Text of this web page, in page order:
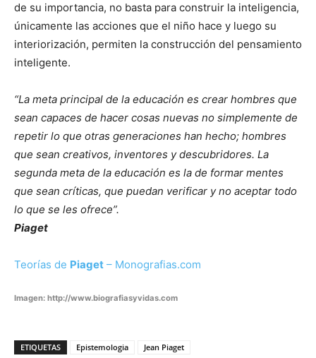
de su importancia, no basta para construir la inteligencia,
únicamente las acciones que el niño hace y luego su
interiorización, permiten la construcción del pensamiento
inteligente.
“La meta principal de la educación es crear hombres que
sean capaces de hacer cosas nuevas no simplemente de
repetir lo que otras generaciones han hecho; hombres
que sean creativos, inventores y descubridores. La
segunda meta de la educación es la de formar mentes
que sean críticas, que puedan verificar y no aceptar todo
lo que se les ofrece”.
Piaget
Teorías de Piaget – Monografias.com
Imagen: http://www.biografiasyvidas.com
ETIQUETAS Epistemologia Jean Piaget